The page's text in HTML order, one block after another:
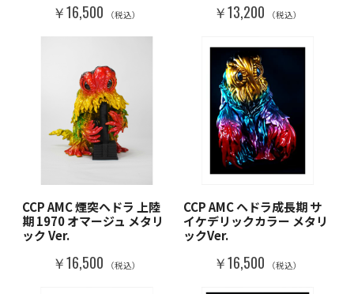
￥16,500 （税込） ￥13,200 （税込）
CCP AMC 煙突ヘドラ 上陸
期 1970 オマージュ メタリ
ック Ver.
￥16,500 （税込）
CCP AMC ヘドラ成長期 サ
イケデリックカラー メタリ
ックVer.
￥16,500 （税込）